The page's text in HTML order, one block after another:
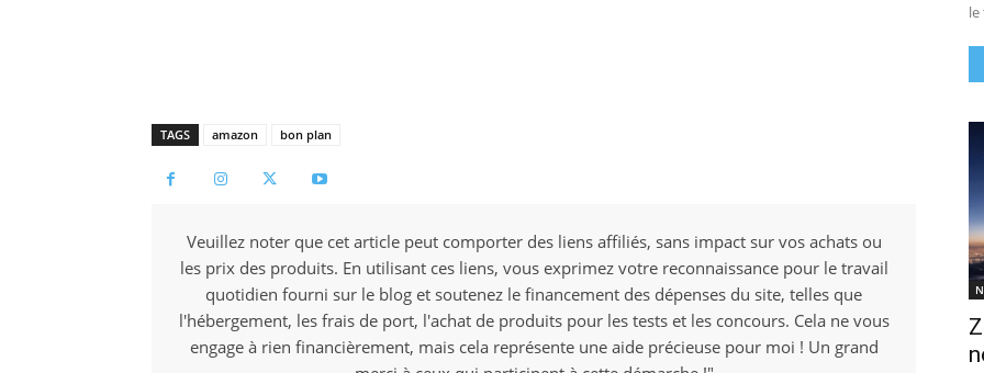
TAGS amazon bon plan
Veuillez noter que cet article peut comporter des liens affiliés, sans impact sur vos achats ou
les prix des produits. En utilisant ces liens, vous exprimez votre reconnaissance pour le travail
quotidien fourni sur le blog et soutenez le financement des dépenses du site, telles que
l'hébergement, les frais de port, l'achat de produits pour les tests et les concours. Cela ne vous
engage à rien financièrement, mais cela représente une aide précieuse pour moi ! Un grand
le